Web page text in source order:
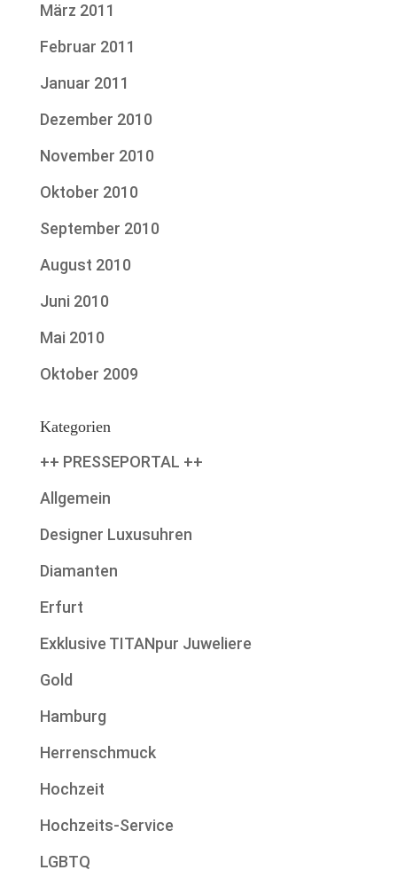
März 2011
Februar 2011
Januar 2011
Dezember 2010
November 2010
Oktober 2010
September 2010
August 2010
Juni 2010
Mai 2010
Oktober 2009
Kategorien
++ PRESSEPORTAL ++
Allgemein
Designer Luxusuhren
Diamanten
Erfurt
Exklusive TITANpur Juweliere
Gold
Hamburg
Herrenschmuck
Hochzeit
Hochzeits-Service
LGBTQ